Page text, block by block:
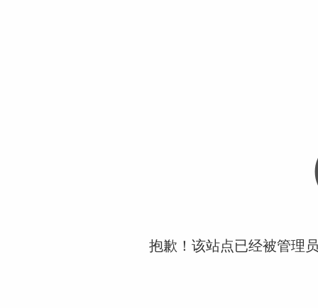
抱歉！该站点已经被管理